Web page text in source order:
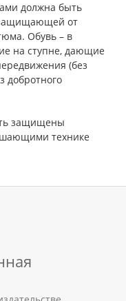
должна быть
от
Обувь – в
на ступне, дающие
(без
добротного
защищены
технике